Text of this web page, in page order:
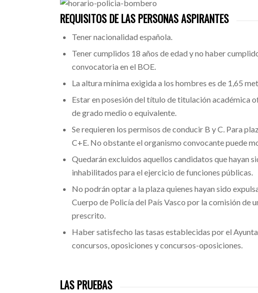
REQUISITOS DE LAS PERSONAS ASPIRANTES
Tener nacionalidad española.
Tener cumplidos 18 años de edad y no haber
convocatoria en el BOE.
Laaltura mínima exigida a los hombres es de 1,65
Estar en posesión deltítulo de titulación académica
de grado medio o equivalente.
Se requieren los permisos de conducir B y C. Para
C+E. No obstante el organismo convocante puede
Quedarán excluidos aquellos candidatos que hayan
inhabilitados para el ejercicio de funciones públicas.
No podrán optar a la plaza quienes hayan sido
Cuerpo de Policía del País Vasco por lacomisión de
prescrito.
Haber satisfecho las tasas establecidas por el
concursos, oposiciones y concursos-oposiciones.
LAS PRUEBAS